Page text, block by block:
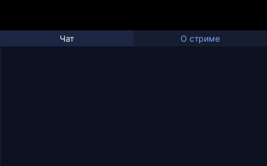
Чат О стриме